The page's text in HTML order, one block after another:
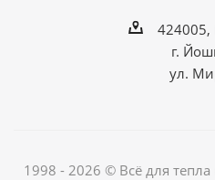
г.
ул.
1998 - 2026 © Всё для